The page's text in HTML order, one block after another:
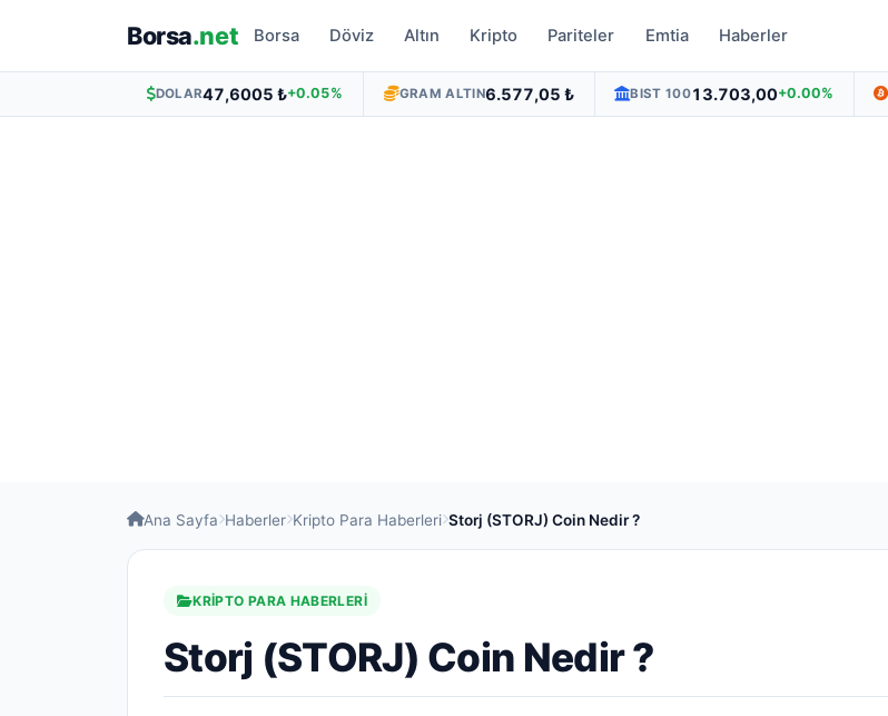
Borsa.net Borsa Döviz Altın Kripto Pariteler Emtia Haberler
DOLAR47,6005 ₺+0.05% GRAM ALTIN6.577,05 ₺ BIST 10013.703,00+0.00%
Ana Sayfa Haberler Kripto Para Haberleri Storj (STORJ) Coin Nedir ?
KRIPTO PARA HABERLERI
Storj (STORJ) Coin Nedir ?